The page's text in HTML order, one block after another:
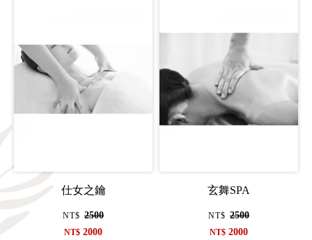
仕女之鑰
NT$ 2500
NT$ 2000
玄舞SPA
NT$ 2500
NT$ 2000